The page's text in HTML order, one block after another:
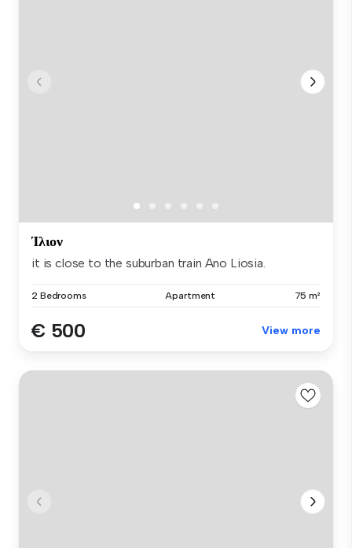
Ίλιον
it is close to the suburban train Ano Liosia.
2 Bedrooms Apartment 75 m²
€ 500 View more